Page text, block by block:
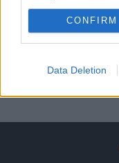
CONFIRM
Data Deletion